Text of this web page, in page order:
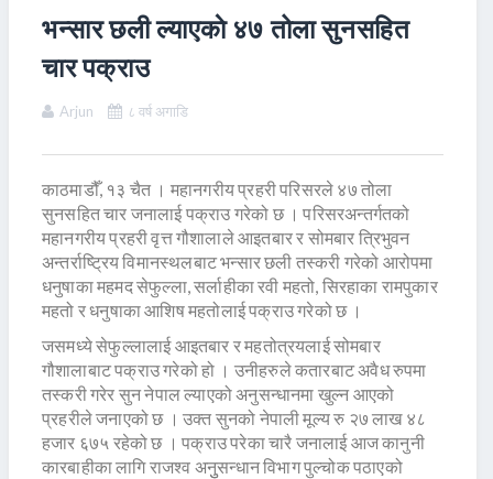
भन्सार छली ल्याएकाे ४७ तोला सुनसहित
चार पक्राउ
Arjun ८ वर्ष अगाडि
काठमाडौँ, १३ चैत । महानगरीय प्रहरी परिसरले ४७ तोला
सुनसहित चार जनालाई पक्राउ गरेको छ । परिसरअन्तर्गतको
महानगरीय प्रहरी वृत्त गौशालाले आइतबार र सोमबार त्रिभुवन
अन्तर्राष्ट्रिय विमानस्थलबाट भन्सार छली तस्करी गरेको आरोपमा
धनुषाका महमद सेफुल्ला, सर्लाहीका रवी महतो, सिरहाका रामपुकार
महतो र धनुषाका आशिष महतोलाई पक्राउ गरेको छ ।
जसमध्ये सेफुल्लालाई आइतबार र महतोत्रयलाई सोमबार
गौशालाबाट पक्राउ गरेको हो । उनीहरुले कतारबाट अवैध रुपमा
तस्करी गरेर सुन नेपाल ल्याएको अनुसन्धानमा खुल्न आएको
प्रहरीले जनाएको छ । उक्त सुनको नेपाली मूल्य रु २७ लाख ४८
हजार ६७५ रहेको छ । पक्राउ परेका चारै जनालाई आज कानुनी
कारबाहीका लागि राजश्व अनुुसन्धान विभाग पुल्चोक पठाएको